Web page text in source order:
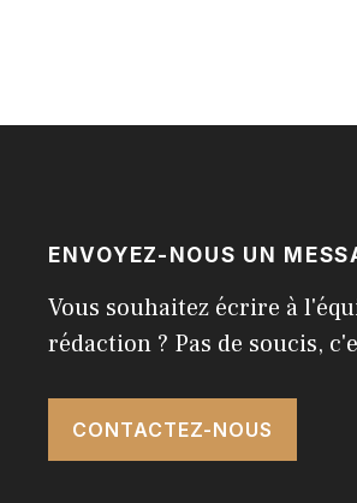
ENVOYEZ-NOUS UN
Vous souhaitez écrire à
rédaction ? Pas de soucis,
CONTACTEZ-NOUS